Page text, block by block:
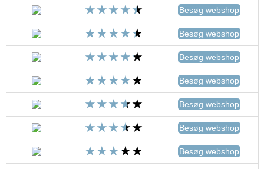
Besøg webshop
Besøg webshop
Besøg webshop
Besøg webshop
Besøg webshop
Besøg webshop
Besøg webshop